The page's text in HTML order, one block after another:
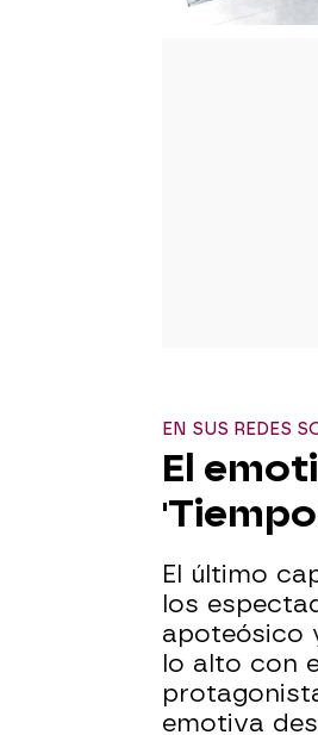
EN SUS REDES
El
El último
los
apoteósico
lo alto con
emotiva